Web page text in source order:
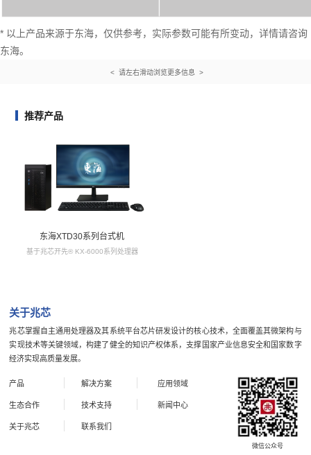
* 以上产品来源于东海，仅供参考，实际参数可能有所变动，详情请咨询
东海。
< 请左右滑动浏览更多信息 >
推荐产品
东海XTD30系列台式机
基于兆芯开先® KX-6000系列处理器
关于兆芯
兆芯掌握自主通用处理器及其系统平台芯片研发设计的核心技术，全面覆盖其微架构与
实现技术等关键领域，构建了健全的知识产权体系，支撑国家产业信息安全和国家数字
经济实现高质量发展。
产品 解决方案 应用领域
生态合作 技术支持 新闻中心
关于兆芯 联系我们
微信公众号